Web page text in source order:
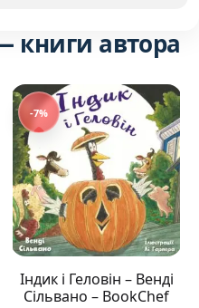
книги автора
-7%
Індик і Геловін – Венді
Сільвано – BookChef